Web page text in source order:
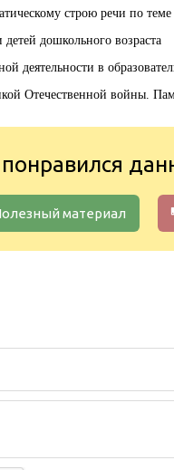
строю речи по
детей дошкольного возраста
деятельности в
Отечественной войны.
материал